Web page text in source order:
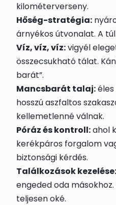
kilométerverseny.
Hőség-stratégia:
árnyékos útvonalat. A
Víz, víz, víz:vigyél
összecsukható tálat.
barát”.
Mancsbarát talaj:
hosszú aszfaltos
kellemetlenné válnak.
Póráz és kontroll:ahol
kerékpáros forgalom
biztonsági kérdés.
Találkozások kezelése:
engeded oda
teljesen oké.